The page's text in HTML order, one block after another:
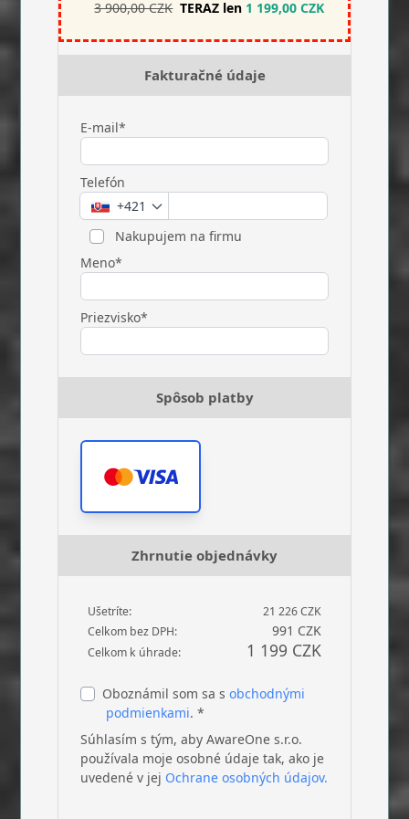
3 900,00 CZK TERAZ len 1 199,00 CZK
Fakturačné údaje
E-mail*
Telefón
+421
Nakupujem na firmu
Meno*
Priezvisko*
Spôsob platby
Zhrnutie objednávky
Ušetríte:
21 226 CZK
Celkom bez DPH:
991 CZK
Celkom k úhrade: 1 199 CZK
Oboznámil som sa sobchodnými
podmienkami. *
Súhlasím s tým, aby AwareOne s.r.o.
používala moje osobné údaje tak, ako je
uvedené v jej Ochrane osobných údajov.